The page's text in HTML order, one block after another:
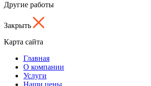
Другие работы
Закрыть
Карта сайта
Главная
О компании
Услуги
Наши цены